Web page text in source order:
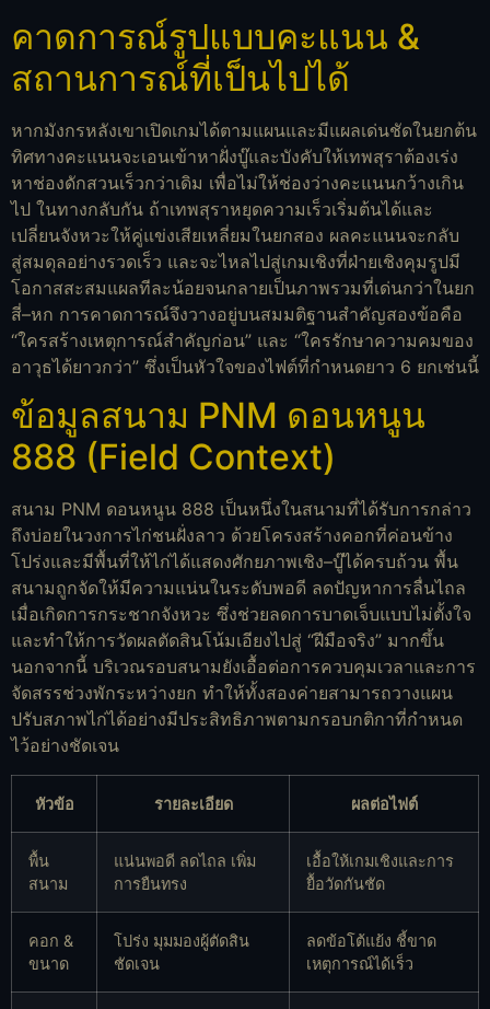
คาดการณ์รูปแบบคะแนน &
สถานการณ์ที่เป็นไปได้
หากมังกรหลังเขาเปิดเกมได้ตามแผนและมีแผลเด่นชัดในยกต้น
ทิศทางคะแนนจะเอนเข้าหาฝั่งบู๊และบังคับให้เทพสุราต้องเร่ง
หาช่องดักสวนเร็วกว่าเดิม เพื่อไม่ให้ช่องว่างคะแนนกว้างเกิน
ไป ในทางกลับกัน ถ้าเทพสุราหยุดความเร็วเริ่มต้นได้และ
เปลี่ยนจังหวะให้คู่แข่งเสียเหลี่ยมในยกสอง ผลคะแนนจะกลับ
สู่สมดุลอย่างรวดเร็ว และจะไหลไปสู่เกมเชิงที่ฝ่ายเชิงคุมรูปมี
โอกาสสะสมแผลทีละน้อยจนกลายเป็นภาพรวมที่เด่นกว่าในยก
สี่–หก การคาดการณ์จึงวางอยู่บนสมมติฐานสำคัญสองข้อคือ
“ใครสร้างเหตุการณ์สำคัญก่อน” และ “ใครรักษาความคมของ
อาวุธได้ยาวกว่า” ซึ่งเป็นหัวใจของไฟต์ที่กำหนดยาว 6 ยกเช่นนี้
ข้อมูลสนาม PNM ดอนหนูน
888 (Field Context)
สนาม PNM ดอนหนูน 888 เป็นหนึ่งในสนามที่ได้รับการกล่าว
ถึงบ่อยในวงการไก่ชนฝั่งลาว ด้วยโครงสร้างคอกที่ค่อนข้าง
โปร่งและมีพื้นที่ให้ไก่ได้แสดงศักยภาพเชิง–บู๊ได้ครบถ้วน พื้น
สนามถูกจัดให้มีความแน่นในระดับพอดี ลดปัญหาการลื่นไถล
เมื่อเกิดการกระชากจังหวะ ซึ่งช่วยลดการบาดเจ็บแบบไม่ตั้งใจ
และทำให้การวัดผลตัดสินโน้มเอียงไปสู่ “ฝีมือจริง” มากขึ้น
นอกจากนี้ บริเวณรอบสนามยังเอื้อต่อการควบคุมเวลาและการ
จัดสรรช่วงพักระหว่างยก ทำให้ทั้งสองค่ายสามารถวางแผน
ปรับสภาพไก่ได้อย่างมีประสิทธิภาพตามกรอบกติกาที่กำหนด
ไว้อย่างชัดเจน
หัวข้อ รายละเอียด ผลต่อไฟต์
พื้น
สนาม
แน่นพอดี ลดไถล เพิ่ม
การยืนทรง
เอื้อให้เกมเชิงและการ
ยื้อวัดกันชัด
คอก &
ขนาด
โปร่ง มุมมองผู้ตัดสิน
ชัดเจน
ลดข้อโต้แย้ง ชี้ขาด
เหตุการณ์ได้เร็ว